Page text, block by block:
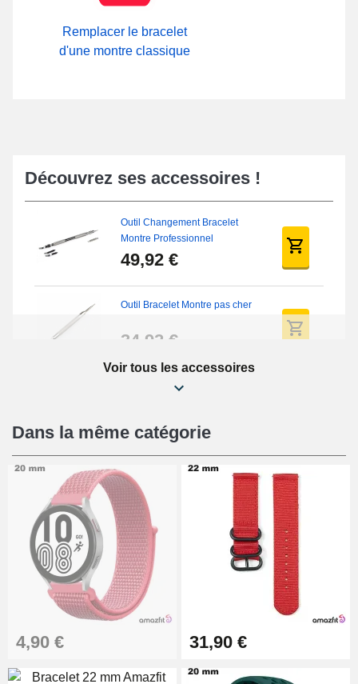
Remplacer le bracelet
d'une montre classique
Découvrez ses accessoires !
Outil Changement Bracelet
Montre Professionnel
49,92 €
Outil Bracelet Montre pas cher
34,92 €
Kit Réparation Montre Débutant
16,90 €
Pied à Coulisse Numérique
9,90 €
Kit Horlogerie Débutant
26,90 €
Boîte Pompe Bracelet Montre -
Diamètre 1,50 mm - 8 à 25 mm
14,08 €
Voir tous les accessoires
Dans la même catégorie
4,90 € 31,90 €